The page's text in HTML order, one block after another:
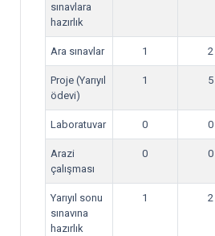
sınavlara
hazırlık
Ara sınavlar 1 2
Proje (Yarıyıl
ödevi)
1 5
Laboratuvar 0 0
Arazi
çalışması
0 0
Yarıyıl sonu
sınavına
hazırlık
1 2